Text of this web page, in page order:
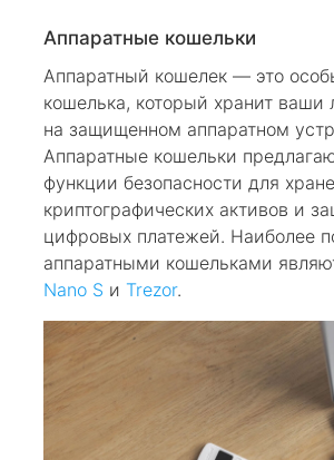
Аппаратные кошельки
Аппаратный кошелек — это
кошелька, который хранит ваши
на защищенном аппаратном
Аппаратные кошельки
функции безопасности для
криптографических активов и
цифровых платежей. Наиболее
аппаратными кошельками
Nano S и Trezor.